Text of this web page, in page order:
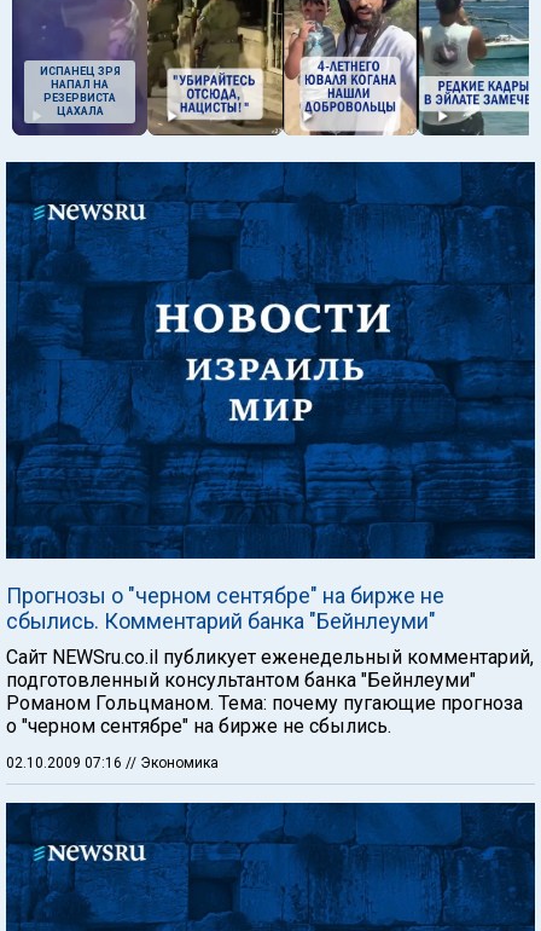
ИСПАНЕЦ ЗРЯ
НАПАЛ НА
РЕЗЕРВИСТА
ЦАХАЛА
Прогнозы о "черном сентябре" на бирже не
сбылись. Комментарий банка "Бейнлеуми"
Сайт NEWSru.co.il публикует еженедельный комментарий,
подготовленный консультантом банка "Бейнлеуми"
Романом Гольцманом. Тема: почему пугающие прогноза
о "черном сентябре" на бирже не сбылись.
02.10.2009 07:16 // Экономика